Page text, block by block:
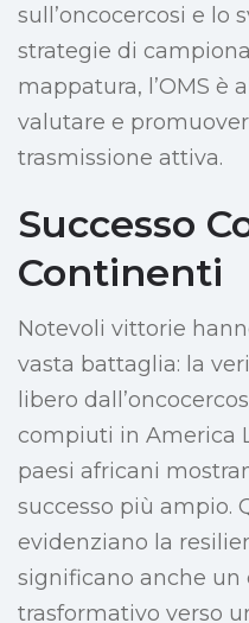
sull’oncocercosi e lo
strategie di
mappatura, l’OMS è
valutare e
trasmissione attiva.
Successo
Continenti
Notevoli vittorie
vasta battaglia: la
libero
compiuti in America
paesi africani
successo più ampio.
evidenziano la
significano anche
trasformativo verso